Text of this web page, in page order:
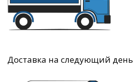
Доставка на следующий день